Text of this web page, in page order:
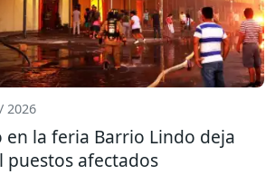
2026
en la feria Barrio Lindo deja
puestos afectados